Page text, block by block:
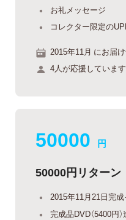
お礼メッセージ
コレクター限定の
2015年11月 にお届け
4人が応援しています
50000 円
50000円リターン
2015年11月21日完
完成品DVD（5400円